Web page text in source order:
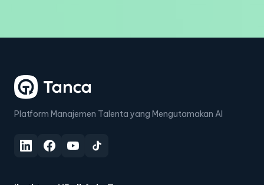
Platform Manajemen Talenta yang Mengutamakan AI